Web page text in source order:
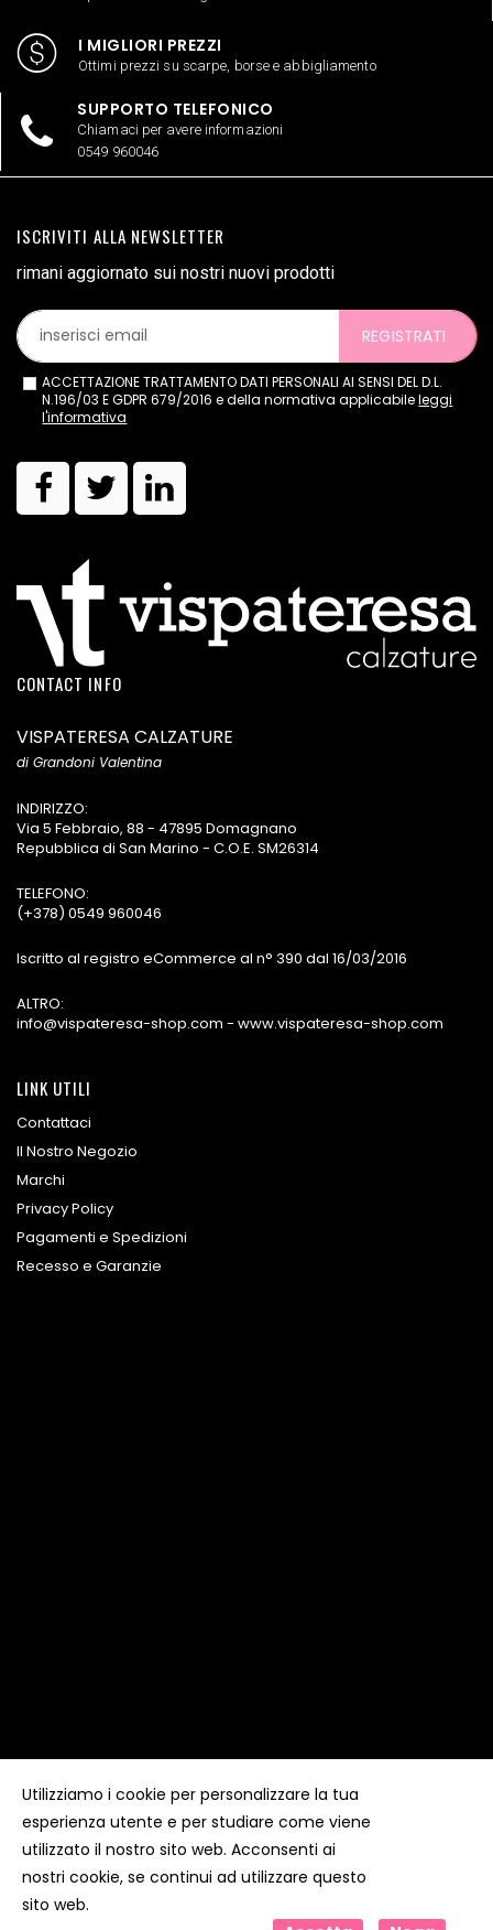
I MIGLIORI PREZZI
Ottimi prezzi su scarpe, borse e abbigliamento
SUPPORTO TELEFONICO
Chiamaci per avere informazioni
0549 960046
ISCRIVITI ALLA NEWSLETTER
rimani aggiornato sui nostri nuovi prodotti
REGISTRATI
ACCETTAZIONE TRATTAMENTO DATI PERSONALI AI SENSI DEL D.L.
N.196/03 E GDPR 679/2016 e della normativa applicabileleggi
l'informativa
CONTACT INFO
VISPATERESA CALZATURE
di Grandoni Valentina
INDIRIZZO:
Via 5 Febbraio, 88 - 47895 Domagnano
Repubblica di San Marino - C.O.E. SM26314
TELEFONO:
(+378) 0549 960046
Iscritto al registro eCommerce al n° 390 dal 16/03/2016
ALTRO:
info@vispateresa-shop.com - www.vispateresa-shop.com
LINK UTILI
Contattaci
Il Nostro Negozio
Marchi
Privacy Policy
Pagamenti e Spedizioni
Recesso e Garanzie
Copyright ©Kyuubi Cloud SolutionbySTUDIO
diritti riservati
Utilizziamo i cookie per personalizzare la tua
esperienza utente e per studiare come viene
utilizzato il nostro sito web. Acconsenti ai
nostri cookie, se continui ad utilizzare questo
sito web.